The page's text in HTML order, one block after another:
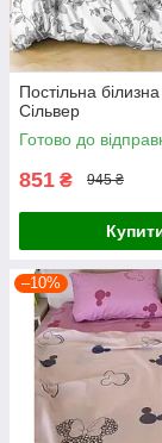
Постільна
Сільвер
Готово до
851 ₴ 945 ₴
–10%